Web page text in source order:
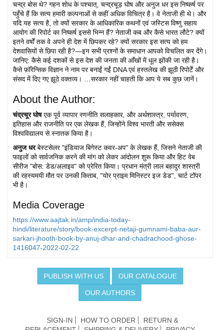
चन्द्र बोस थे? गहन शोध के पश्चात्, चन्द्रचूड़ घोष और अनुज धर इस निष्कर्ष पर
पहुँचे हैं कि सत्य हमारी कल्पनाओं से कहीं अधिक विचित्र है। वे नेताजी ही थे। और
यदि यह सत्य है, तो क्यों सरकार के आधिकारिक कथनों एवं जस्टिस विष्णु सहाय
आयोग की रिपोर्ट का निष्कर्ष इससे भिन्न हैं? नेताजी कब और कैसे भारत लौटे? क्यों
इतने वर्षों तक वे अपने ही देश में छिपकर रहे? क्यों सरकार इस सत्य को हम
देशवासियों से छिपा रही है?—इन सभी प्रश्नों के समाधान आपको विचलित कर देंगे।
जानिए: कैसे कई दशकों से इस देश की जनता की आँखों में धूल झोंकी जा रही है।
कैसे फ़ॉरेन्सिक विज्ञान ने नाम पर बनाईं गईं DNA एवं हस्तलेख की झूठी रिपोर्टें और
संसद में दिए गए झूठे वक्तव्य। …सरकार नहीं चाहती कि आप ये सब कुछ जानें।
About the Author:
चंद्रचूर घोषएक पूर्व व्यापार रणनीति सलाहकार, और अर्थशास्त्र, पर्यावरण,
इतिहास और राजनीति पर एक लेखक हैं, जिन्होंने विश्व भारती और ससेक्स
विश्वविद्यालय से स्नातक किया है।
अनुज धरबेस्टसेलर "इंडियाज बिगेस्ट कवर-अप" के लेखक हैं, जिसने नेताजी की
फाइलों को सार्वजनिक करने की मांग को लेकर आंदोलन शुरू किया और हिट वेब
सीरीज "बोस: डेड/अलाइव" को प्रेरित किया। प्रधान मंत्री लाल बहादुर शास्त्री
की रहस्यमयी मौत पर उनकी किताब, "योर प्राइम मिनिस्टर इज डेड", चार्ट टॉपर
भी है।
Media Coverage
https://www.aajtak.in/amp/india-today-
hindi/literature/story/book-excerpt-netaji-gumnami-baba-aur-
sarkari-jhooth-book-by-anuj-dhar-and-chadrachood-ghose-
1416047-2022-02-22
PUBLISH WITH US OUR CATALOGUE
OUR AUTHORS
SIGN-IN HOW TO ORDER
RETURN &